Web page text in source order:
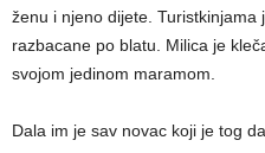
ženu i njeno dijete. Turistkinjama
razbacane po blatu. Milica je
svojom jedinom maramom.
Dala im je sav novac koji je tog